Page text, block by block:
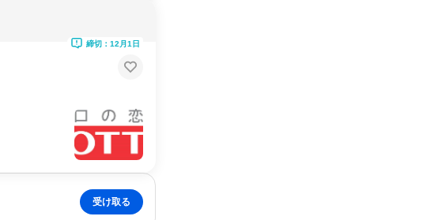
締切：12月1日
受け取る